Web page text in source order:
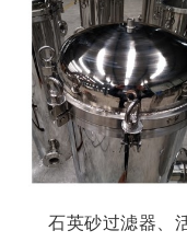
石英砂过滤器、